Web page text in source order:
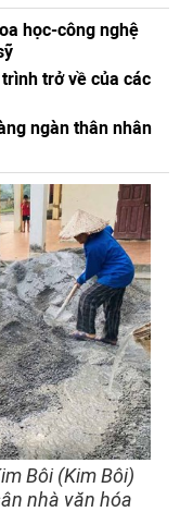
học-công nghệ
trở về của các
ngàn thân nhân
Bôi (Kim Bôi)
nhà văn hóa